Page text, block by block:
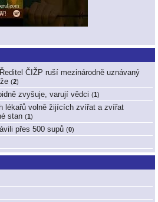
ČIŽP ruší mezinárodně uznávaný
(2)
zvyšuje, varují vědci (1)
lékařů volně žijících zvířat a zvířat
stan (1)
přes 500 supů (0)